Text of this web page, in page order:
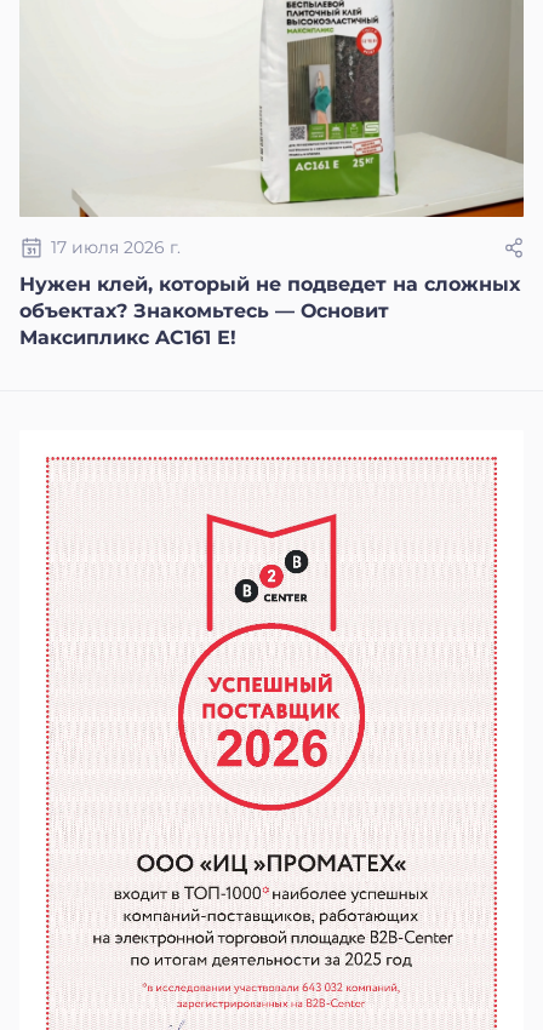
17 июля 2026 г.
Нужен клей, который не подведет на сложных
объектах? Знакомьтесь — Основит
Максипликс AC161 Е!